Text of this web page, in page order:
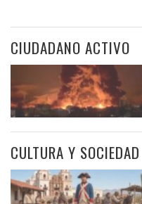
CIUDADANO ACTIVO
CULTURA Y SOCIEDAD